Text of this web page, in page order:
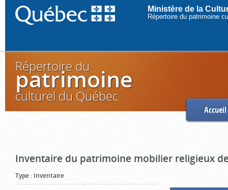
Ministère de la
Répertoire du patrimoine
Répertoire du
patrimoine
culturel du Québec
Accueil
Inventaire du patrimoine mobilier religieux
Type : Inventaire